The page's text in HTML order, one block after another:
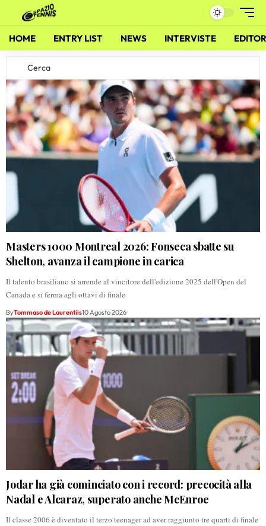
HOME ENTRY LIST NEWS INTERVISTE
Masters 1000 Montreal 2026: Fonseca sbatte su
Shelton, avanza il campione in carica
Il talento brasiliano si arrende al vincitore dell'edizione 2025 dell'Open del
Canada e si ferma agli ottavi di finale
ByTommaso de Laurentiis10 Agosto 2026
Jodar ha già cominciato con i record: precocità alla
Nadal e Alcaraz, superato anche McEnroe
Il classe 2006 è diventato il terzo teenager ad aver raggiunto tre quarti di finale